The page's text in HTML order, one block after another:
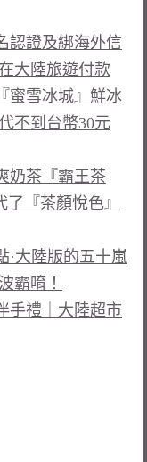
認證及綁海外信
大陸旅遊付款
蜜雪冰城』鮮冰
不到台幣30元
奶茶『霸王茶
『茶顏悅色』
·大陸版的五十嵐
霸唷！
手禮｜大陸超市